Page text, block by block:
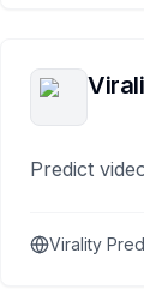
Predict
Virality